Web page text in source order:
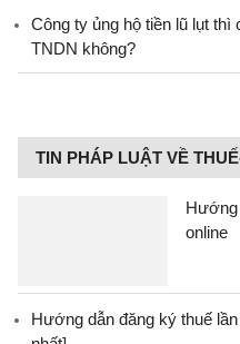
Công ty ủng hộ tiền lũ lụt
TNDN không?
TIN PHÁP LUẬT VỀ
Hướng
online
Hướng dẫn đăng ký thuế